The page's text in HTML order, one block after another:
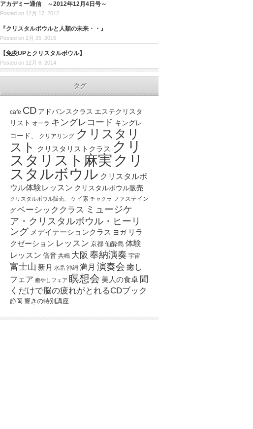
アカデミー通信 ～2012年12月4日号～
Posted on 12月 17, 2012
『クリスタルボウルと人類の未来・・』
Posted on 2月 25, 2016
【免疫UPとクリスタルボウル】
Posted on 12月 6, 2014
タグ
cafe CD アドバンスクラス エステクリスタ
リスト オーラ キングレコード キングレ
コード、
クリアリング クリスタリ
スト
クリスタリストクラス クリ
スタリスト麻実 クリ
スタルボウル クリスタルボ
ウル体験レッスン クリスタルボウル販売
クリスタルボウル販売、 ケイ素 チャクラ ファステイン
グ ベーシッククラス ミュージケ
ア・クリスタルボウル・ヒーリ
ング メデイテーションクラス ヨガ リラ
クゼーション レッスン 京都 仙酔島 体験
レッスン 倍音 共鳴 大阪 奉納演奏 宇宙
富士山 新月 水晶 沖縄 満月 演奏会 癒し
フェア 癒やしフェア 瞑想会 美人の食卓 聞
くだけで脳の疲れがとれるCDブック
静岡 響きの特別講座